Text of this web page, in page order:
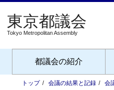
Tokyo Metropolitan Assembly
都議会の紹介
トップ 会議の結果と記録 会